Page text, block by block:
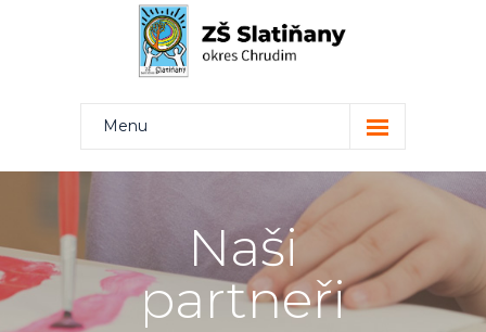
Menu
Kdo jsme
Rodiče
Žáci
Naši
partneři